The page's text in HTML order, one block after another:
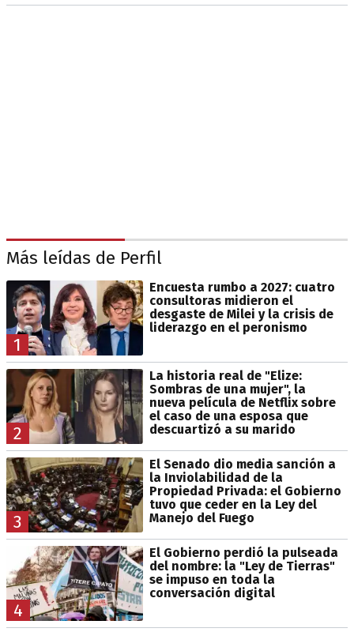
Más leídas de Perfil
1
Encuesta rumbo a 2027: cuatro
consultoras midieron el
desgaste de Milei y la crisis de
liderazgo en el peronismo
2
La historia real de "Elize:
Sombras de una mujer", la
nueva película de Netflix sobre
el caso de una esposa que
descuartizó a su marido
3
El Senado dio media sanción a
la Inviolabilidad de la
Propiedad Privada: el Gobierno
tuvo que ceder en la Ley del
Manejo del Fuego
4
El Gobierno perdió la pulseada
del nombre: la "Ley de Tierras"
se impuso en toda la
conversación digital